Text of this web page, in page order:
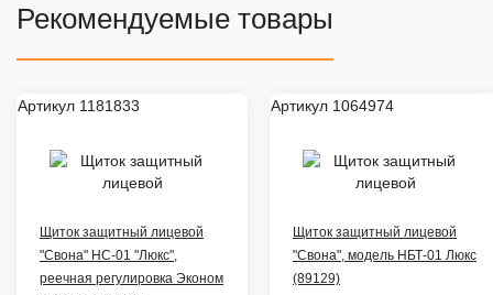
Рекомендуемые товары
Артикул 1181833
Щиток защитный лицевой
"Свона" НС-01 "Люкс",
реечная регулировка Эконом
Артикул 1064974
Щиток защитный лицевой
"Свона", модель НБТ-01 Люкс
(89129)